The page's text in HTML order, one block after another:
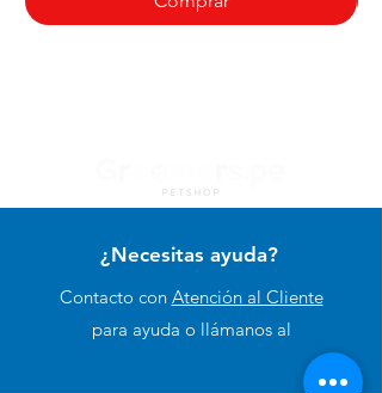
¿Necesitas ayuda?
Contacto con Atención al Cliente
para ayuda o llámanos al